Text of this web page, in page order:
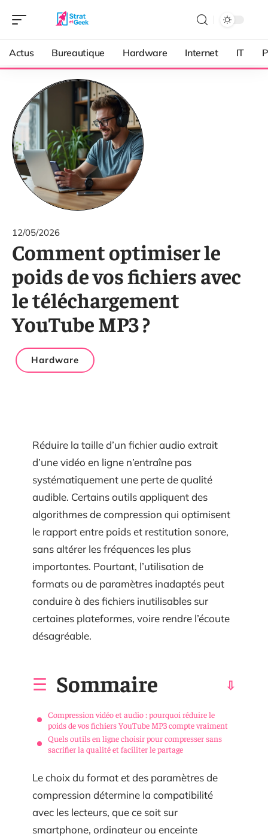
Actus Bureautique Hardware Internet IT
12/05/2026
Comment optimiser le
poids de vos fichiers avec
le téléchargement
YouTube MP3 ?
Hardware
Réduire la taille d’un fichier audio extrait
d’une vidéo en ligne n’entraîne pas
systématiquement une perte de qualité
audible. Certains outils appliquent des
algorithmes de compression qui optimisent
le rapport entre poids et restitution sonore,
sans altérer les fréquences les plus
importantes. Pourtant, l’utilisation de
formats ou de paramètres inadaptés peut
conduire à des fichiers inutilisables sur
certaines plateformes, voire rendre l’écoute
désagréable.
Sommaire
Compression vidéo et audio : pourquoi réduire le
poids de vos fichiers YouTube MP3 compte vraiment
Quels outils en ligne choisir pour compresser sans
sacrifier la qualité et faciliter le partage
Le choix du format et des paramètres de
compression détermine la compatibilité
avec les lecteurs, que ce soit sur
smartphone, ordinateur ou enceinte